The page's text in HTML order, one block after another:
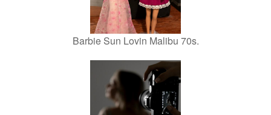
Barbie Sun Lovin Malibu 70s.